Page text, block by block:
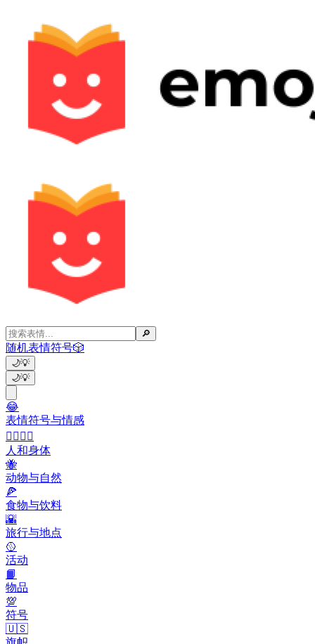
🔎
随机表情符号🎲
🌙💡
🌙💡
😂
表情符号与情感
👩‍❤️‍💋‍👨
人和身体
🐝
动物与自然
🍕
食物与饮料
🌇
旅行与地点
🥎
活动
📙
物品
💯
符号
🇺🇸